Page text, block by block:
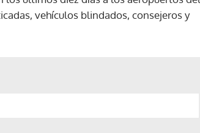
vehículos blindados, consejeros y